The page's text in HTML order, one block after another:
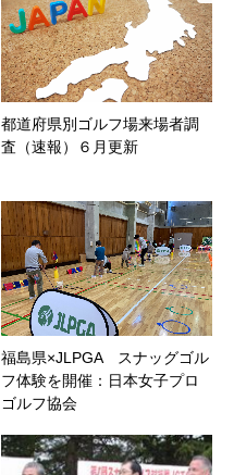
都道府県別ゴルフ場来場者調
査（速報）６月更新
福島県×JLPGA スナッグゴル
フ体験を開催：日本女子プロ
ゴルフ協会